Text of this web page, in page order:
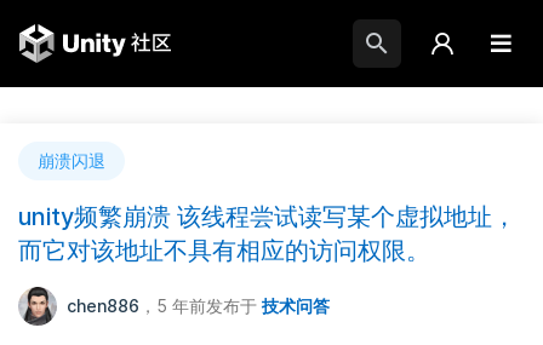
崩溃闪退
unity频繁崩溃 该线程尝试读写某个虚拟地址，
而它对该地址不具有相应的访问权限。
chen886 ，5 年前发布于 技术问答